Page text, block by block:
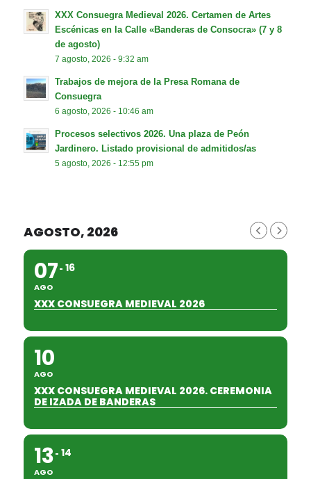
XXX Consuegra Medieval 2026. Certamen de Artes
Escénicas en la Calle «Banderas de Consocra» (7 y 8
de agosto)
7 agosto, 2026 - 9:32 am
Trabajos de mejora de la Presa Romana de
Consuegra
6 agosto, 2026 - 10:46 am
Procesos selectivos 2026. Una plaza de Peón
Jardinero. Listado provisional de admitidos/as
5 agosto, 2026 - 12:55 pm
AGOSTO, 2026
07
AGO
16
XXX CONSUEGRA MEDIEVAL 2026
10
AGO
XXX CONSUEGRA MEDIEVAL 2026. CEREMONIA
DE IZADA DE BANDERAS
13
AGO
14